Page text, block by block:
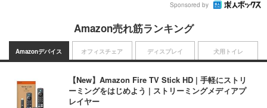
Sponsored by
Amazon売れ筋ランキング
Amazonデバイス
【New】Amazon Fire TV Stick HD | 手軽にストリ
ーミングをはじめよう | ストリーミングメディアプ
レイヤー
オフィスチェア ディスプレイ 犬用トイレ